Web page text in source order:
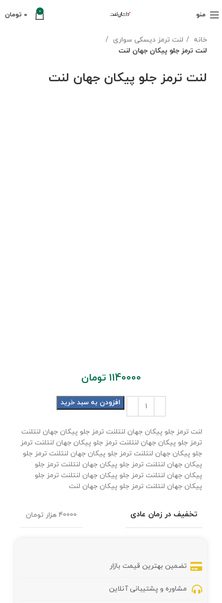
منو 0
0 تومان
خانه
لنت ترمز دیسکی سواری
لنت ترمز جلو پیکان جهان لنت
لنت ترمز جلو پیکان جهان لنت
1140000 تومان
افزودن به سبد خرید
لنت ترمز جلو پیکان جهان لنتلنت ترمز جلو پیکان جهان لنتلنت
ترمز جلو پیکان جهان لنتلنت ترمز جلو پیکان جهان لنتلنت ترمز
جلو پیکان جهان لنتلنت ترمز جلو پیکان جهان لنتلنت ترمز جلو
پیکان جهان لنتلنت ترمز جلو پیکان جهان لنتلنت ترمز جلو
پیکان جهان لنتلنت ترمز جلو پیکان جهان لنتلنت ترمز جلو
پیکان جهان لنتلنت ترمز جلو پیکان جهان لنت
تخفیف در زمان عادی 40000 هزار تومان
تضمین بهترین قیمت بازار
مشاوره و پشتیبانی آنلاین